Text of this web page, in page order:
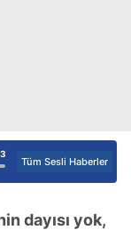
Tüm Sesli Haberler
dayısı yok,